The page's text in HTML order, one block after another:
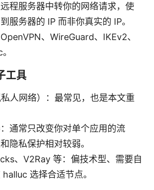
程服务器中转你的网络请求，使
服务器的 IP 而非你真实的 IP。
、WireGuard、IKEv2、
工具
人网络）：最常见，也是本文重
通常只改变你对单个应用的流
隐私保护相对较弱。
、V2Ray 等：偏技术型、需要自
选择合适节点。